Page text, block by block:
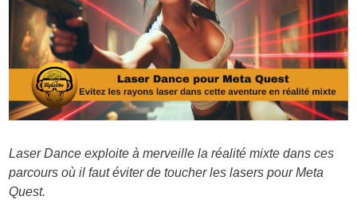
Laser Dance exploite à merveille la réalité mixte dans ces
parcours où il faut éviter de toucher les lasers pour Meta
Quest.